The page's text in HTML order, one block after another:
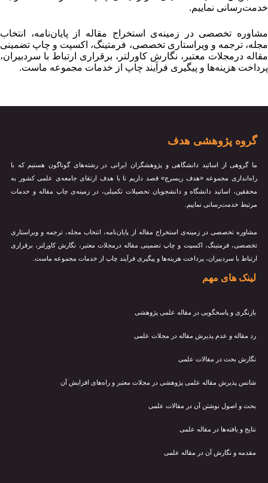
نماییم.
تخصصی در زمینه‌ی استخراج مقاله از پایان‌نامه، انتخاب
ترجمه و ویراستاری تخصصی، فرمتینگ، اکسپت و چاپ تضمینی
درمجلات معتبر، نگارش کاورلتر، برقراری ارتباط با سردبیران،
هزینه‌ها و پیگیری فرآیند چاپ از خدمات مجموعه ماست.
گروه پژوهشی هدف
ما گروهی از اساتید دانشگاهی و پژوهشگران ایرانی در رشته‌های گوناگون هستیم که با
راه‌اندازی مجموعه «هدف ریسرچ» قصد داریم تا با هدف ارتقای جامعه‌ی علمی کشور به
محققین، اساتید دانشگاه و دانشجویان تحصیلات تکمیلی، در زمینه‌ی چاپ مقاله و خدمات
مرتبط خدمت‌رسانی نماییم.
مشاوره تخصصی در زمینه‌ی استخراج مقاله از پایان‌نامه، انتخاب مجله، ترجمه و ویراستاری
تخصصی، فرمتینگ، اکسپت و چاپ تضمینی مقاله درمجلات معتبر، نگارش کاورلتر، برقراری
ارتباط با سردبیران، پرداخت هزینه‌ها و پیگیری فرآیند چاپ از خدمات مجموعه ماست.
لینک های مهم
بازنگری و پاسخگویی در مقاله علمی پژوهشی
رد مقاله و عدم پذیرش مقاله در مجلات علمی
نگارش بحث در مقالات علمی
شانس پذیرش مقاله علمی پژوهشی در مجلات معتبر و راه‌های افزایش آن
بحث و اصول نوشتن آن در مقالات علمی
نتایج و یافته‌ها در مقاله علمی
مقدمه و نگارش آن در مقاله علمی